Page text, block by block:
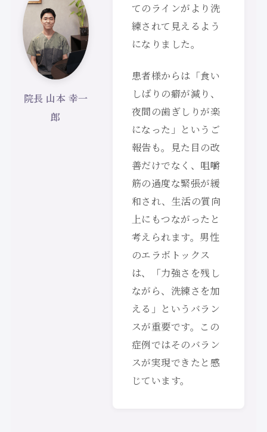
院長 山本 幸一
郎
てのラインがより洗
練されて見えるよう
になりました。
患者様からは「食い
しばりの癖が減り、
夜間の歯ぎしりが楽
になった」というご
報告も。見た目の改
善だけでなく、咀嚼
筋の過度な緊張が緩
和され、生活の質向
上にもつながったと
考えられます。男性
のエラボトックス
は、「力強さを残し
ながら、洗練さを加
える」というバラン
スが重要です。この
症例ではそのバラン
スが実現できたと感
じています。